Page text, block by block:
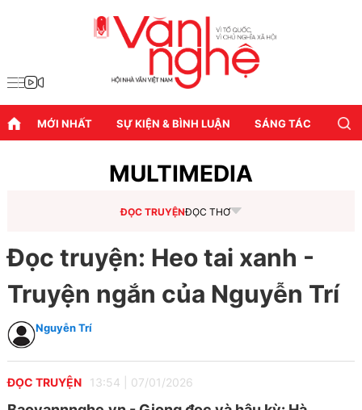
MỚI NHẤT SỰ KIỆN & BÌNH LUẬN SÁNG TÁC
MULTIMEDIA
ĐỌC TRUYỆNĐỌC THƠ
Đọc truyện: Heo tai xanh -
Truyện ngắn của Nguyễn Trí
Nguyễn Trí
ĐỌC TRUYỆN 13:54 07/01/2026